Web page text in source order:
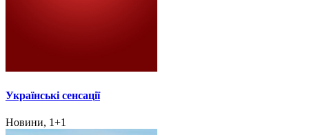
Українські сенсації
Новини, 1+1